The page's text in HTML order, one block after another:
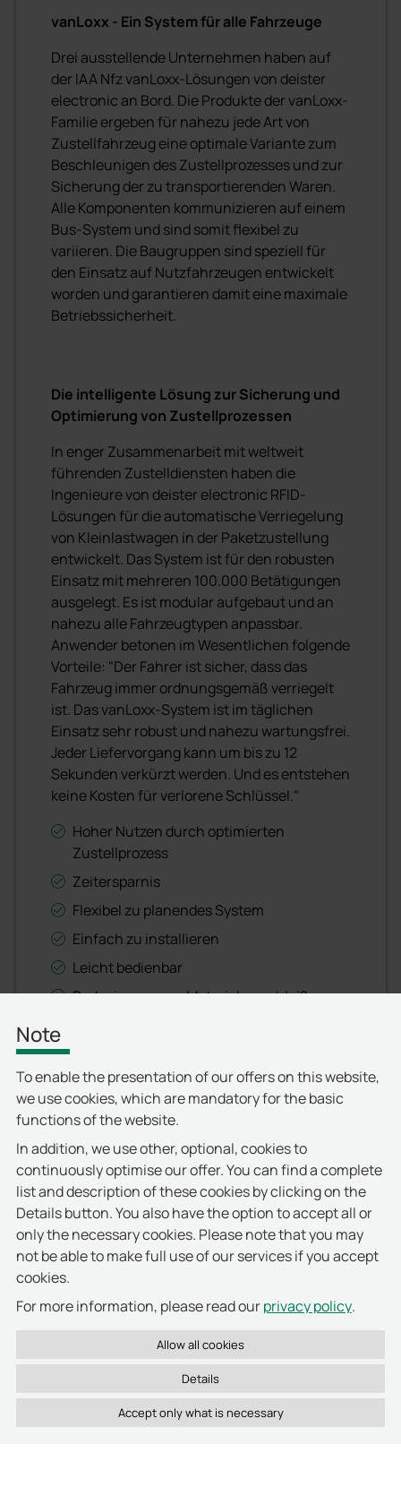
vanLoxx - Ein System für alle Fahrzeuge
Drei ausstellende Unternehmen haben auf
der IAA Nfz vanLoxx-Lösungen von deister
electronic an Bord. Die Produkte der vanLoxx-
Familie ergeben für nahezu jede Art von
Zustellfahrzeug eine optimale Variante zum
Beschleunigen des Zustellprozesses und zur
Sicherung der zu transportierenden Waren.
Alle Komponenten kommunizieren auf einem
Bus-System und sind somit flexibel zu
variieren. Die Baugruppen sind speziell für
den Einsatz auf Nutzfahrzeugen entwickelt
worden und garantieren damit eine maximale
Betriebssicherheit.
Die intelligente Lösung zur Sicherung und
Optimierung von Zustellprozessen
In enger Zusammenarbeit mit weltweit
führenden Zustelldiensten haben die
Ingenieure von deister electronic RFID-
Lösungen für die automatische Verriegelung
von Kleinlastwagen in der Paketzustellung
entwickelt. Das System ist für den robusten
Einsatz mit mehreren 100.000 Betätigungen
ausgelegt. Es ist modular aufgebaut und an
nahezu alle Fahrzeugtypen anpassbar.
Anwender betonen im Wesentlichen folgende
Vorteile: "Der Fahrer ist sicher, dass das
Fahrzeug immer ordnungsgemäß verriegelt
ist. Das vanLoxx-System ist im täglichen
Einsatz sehr robust und nahezu wartungsfrei.
Jeder Liefervorgang kann um bis zu 12
Sekunden verkürzt werden. Und es entstehen
keine Kosten für verlorene Schlüssel."
Hoher Nutzen durch optimierten
Zustellprozess
Zeitersparnis
Flexibel zu planendes System
Einfach zu installieren
Leicht bedienbar
Reduzierung von Materialverschleiß an
Vereinfachung des
Schlüsselmanagements durch
programmierbares Transpondersystem
RFID Kommunikation über Kryptologie
Wartungsfrei
Sehr robuste Bauweise
Alle Komponenten auf Vierdrahttechnik
Die 1977 gegründete deister electronic GmbH
gehört zu den weltweit führenden
Entwicklern, Herstellern und Anbietern von
sämtliche Frequenzbereiche und
Technologien. Kooperationen und
Konzernen aus aller Welt unterstreichen
Note
To enable the presentation of our offers on this website,
we use cookies, which are mandatory for the basic
functions of the website.
In addition, we use other, optional, cookies to
continuously optimise our offer. You can find a complete
list and description of these cookies by clicking on the
Details button. You also have the option to accept all or
only the necessary cookies. Please note that you may
not be able to make full use of our services if you accept
cookies.
For more information, please read ourprivacy policy.
Details